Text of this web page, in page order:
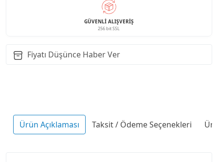
GÜVENLI ALIŞVERIŞ
256 bit SSL
Fiyatı Düşünce Haber Ver
Ürün Açıklaması Taksit / Ödeme Seçenekleri